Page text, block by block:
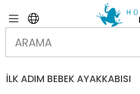
İLK ADIM BEBEK AYAKKABISI